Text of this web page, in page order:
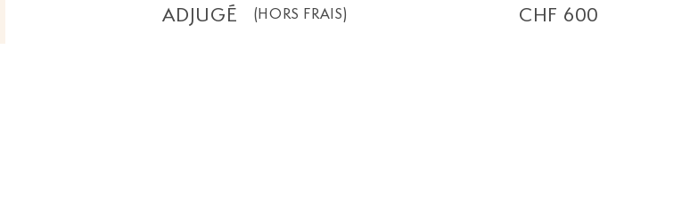
ADJUGÉ (HORS FRAIS) CHF 600